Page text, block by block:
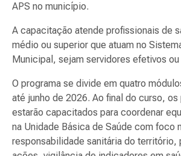
APS no município.
A capacitação atende profissionais de
médio ou superior que atuam no
Municipal, sejam servidores efetivos
O programa se divide em quatro
até junho de 2026. Ao final do curso,
estarão capacitados para coordenar
na Unidade Básica de Saúde com foco
responsabilidade sanitária do território,